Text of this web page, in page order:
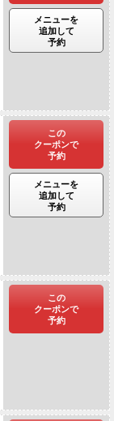
メニューを
追加して
予約
この
クーポンで
予約
メニューを
追加して
予約
この
クーポンで
予約